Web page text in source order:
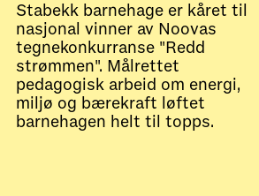
Stabekk barnehage er kåret til
nasjonal vinner av Noovas
tegnekonkurranse "Redd
strømmen". Målrettet
pedagogisk arbeid om energi,
miljø og bærekraft løftet
barnehagen helt til topps.